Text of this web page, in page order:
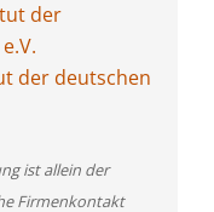
der
der deutschen
ist allein der
Firmenkontakt